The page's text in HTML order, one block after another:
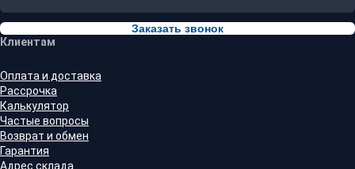
Заказать звонок
Клиентам
Оплата и доставка
Рассрочка
Калькулятор
Частые вопросы
Возврат и обмен
Гарантия
Адрес склада